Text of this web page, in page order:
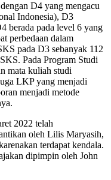
D4 yang mengacu
Indonesia), D3
berada pada level 6 yang
perbedaan dalam
pada D3 sebanyak 112
Pada Program Studi
mata kuliah studi
LKP yang menjadi
menjadi metode
2022 telah
oleh Lilis Maryasih,
terdapat kendala.
dipimpin oleh John